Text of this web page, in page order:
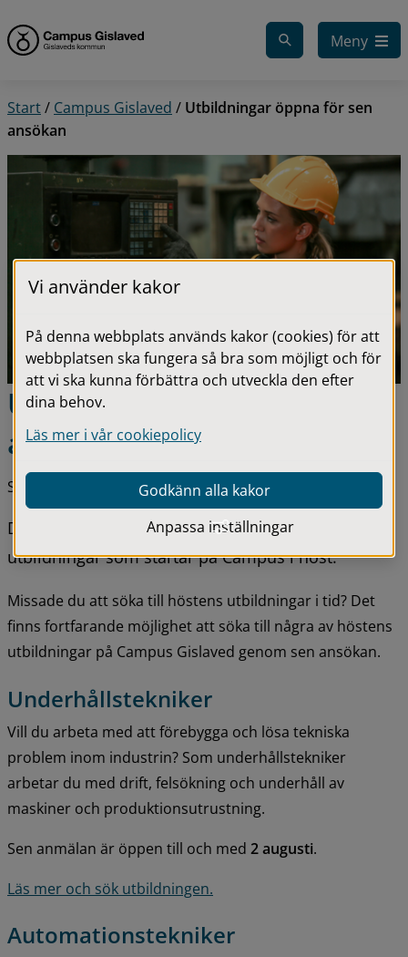
Meny
Start/ Campus Gislaved / Utbildningar öppna för sen
ansökan
Utbildningar öppna för sen
ansökan
Senast uppdaterad 03 juni 2026
Du har fortfarande chansen att söka några av de
utbildningar som startar på Campus i höst.
Missade du att söka till höstens utbildningar i tid? Det
finns fortfarande möjlighet att söka till några av höstens
utbildningar på Campus Gislaved genom sen ansökan.
Underhållstekniker
Vill du arbeta med att förebygga och lösa tekniska
problem inom industrin? Som underhållstekniker
arbetar du med drift, felsökning och underhåll av
maskiner och produktionsutrustning.
Sen anmälan är öppen till och med 2 augusti.
Läs mer och sök utbildningen.
Automationstekniker
Vi använder kakor
På denna webbplats används kakor (cookies) för att
webbplatsen ska fungera så bra som möjligt och för
att vi ska kunna förbättra och utveckla den efter
dina behov.
Läs mer i vår cookiepolicy
Godkänn alla kakor
Anpassa inställningar